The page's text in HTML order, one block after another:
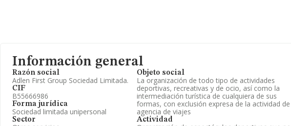
Información general
Razón social
Adlen First Group Sociedad Limitada.
CIF
B55666986
Forma jurídica
Sociedad limitada unipersonal
Sector
Objeto social
La organización de todo tipo de actividades
deportivas, recreativas y de ocio, así como la
intermediación turística de cualquiera de sus
formas, con exclusión expresa de la actividad de
agencia de viajes
Actividad